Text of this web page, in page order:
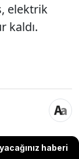
elektrik
kaldı.
haberi